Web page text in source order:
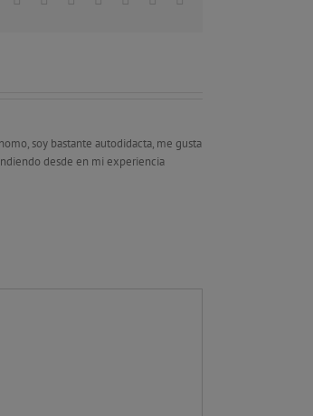
soy bastante autodidacta, me gusta
desde en mi experiencia